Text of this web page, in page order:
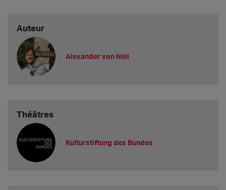
Auteur
Alexander von Nell
Théâtres
Kulturstiftung des Bundes